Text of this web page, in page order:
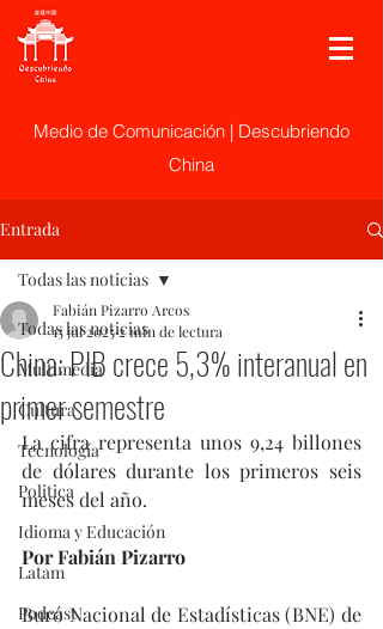
Medio de Comunicación | Descubriendo
China
Entrada
Todas las noticias
Multimedia
Cultura
Tecnología
Politica
Idioma y Educación
Latam
Podcast
Todas las noticias
China: PIB crece 5,3% interanual en
primer semestre
Fabián Pizarro Arcos
15 jul 20252 min de lectura
La cifra representa unos 9,24 billones
de dólares durante los primeros seis
meses del año.
Por Fabián Pizarro
Buró Nacional de Estadísticas (BNE) de